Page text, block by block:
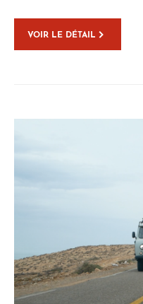
VOIR LE DÉTAIL